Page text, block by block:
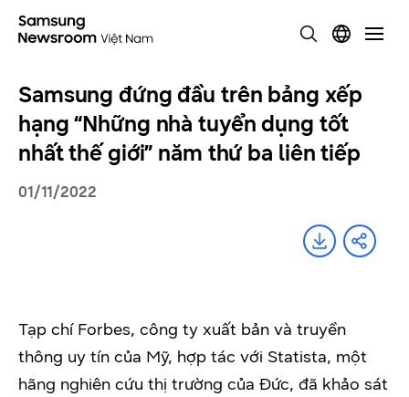
Samsung đứng đầu trên bảng xếp
hạng “Những nhà tuyển dụng tốt
nhất thế giới” năm thứ ba liên tiếp
01/11/2022
Tạp chí Forbes, công ty xuất bản và truyền
thông uy tín của Mỹ, hợp tác với Statista, một
hãng nghiên cứu thị trường của Đức, đã khảo sát